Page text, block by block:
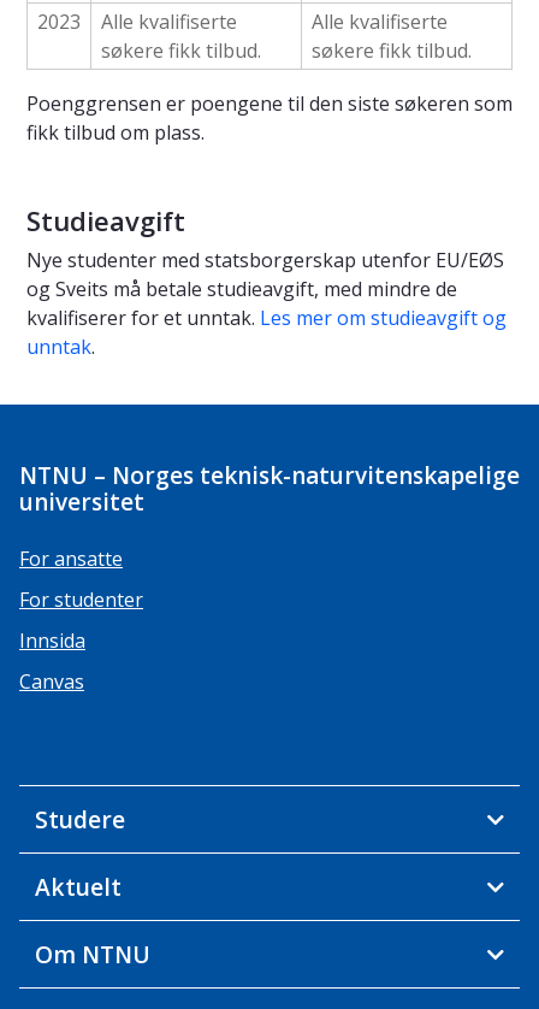
2023
Alle kvalifiserte
søkere fikk tilbud.
Alle kvalifiserte
søkere fikk tilbud.
Poenggrensen er poengene til den siste søkeren som
fikk tilbud om plass.
Studieavgift
Nye studenter med statsborgerskap utenfor EU/EØS
og Sveits må betale studieavgift, med mindre de
kvalifiserer for et unntak. Les mer om studieavgift og
unntak.
NTNU – Norges teknisk-naturvitenskapelige
universitet
For ansatte
For studenter
Innsida
Canvas
Studere
Aktuelt
Om NTNU